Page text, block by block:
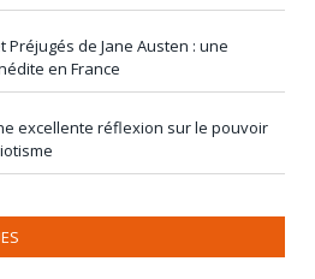
Préjugés de Jane Austen : une
en France
excellente réflexion sur le pouvoir